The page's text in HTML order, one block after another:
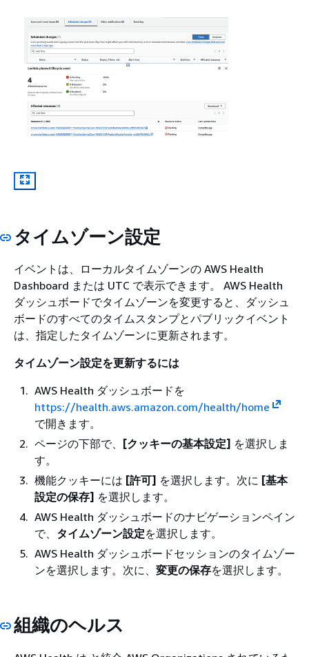
タイムゾーン設定
イベントは、ローカルタイムゾーンの AWS Health
Dashboard または UTC で表示できます。 AWS Health
ダッシュボードでタイムゾーンを変更すると、ダッシュ
ボードのすべてのタイムスタンプとパブリックイベント
は、指定したタイムゾーンに更新されます。
タイムゾーン設定を更新するには
AWS Health ダッシュボードを
https://health.aws.amazon.com/health/home
で開きます。
ページの下部で、
[クッキーの基本設定] を選択しま
す。
機能クッキーには [許可] を選択します。次に [基本
設定の保存] を選択します。
AWS Health ダッシュボードのナビゲーションペイン
で、 タイムゾーン設定を選択します。
AWS Health ダッシュボードセッションのタイムゾー
ンを選択します。次に、 変更の保存を選択します。
組織のヘルス